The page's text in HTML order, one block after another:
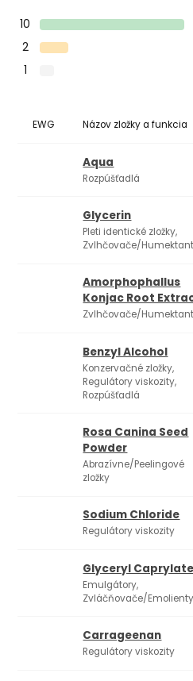
10
2
1
EWG Názov zložky a funkcia
Aqua
Rozpúšťadlá
Glycerin
Pleti identické zložky,
Zvlhčovače/
Amorphophallus
Konjac Root
Zvlhčovače/
Benzyl Alcohol
Konzervačné zložky,
Regulátory viskozity,
Rozpúšťadlá
Rosa Canina Seed
Powder
Abrazívne/Peelingové
zložky
Sodium Chloride
Regulátory viskozity
Glyceryl Caprylate
Emulgátory,
Zvláčňovače/Emolienty
Carrageenan
Regulátory viskozity